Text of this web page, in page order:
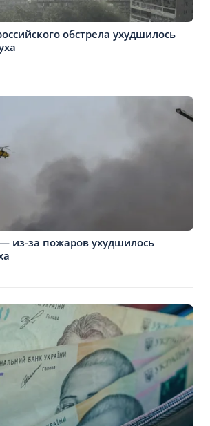
обстрела ухудшилось
из-за пожаров ухудшилось